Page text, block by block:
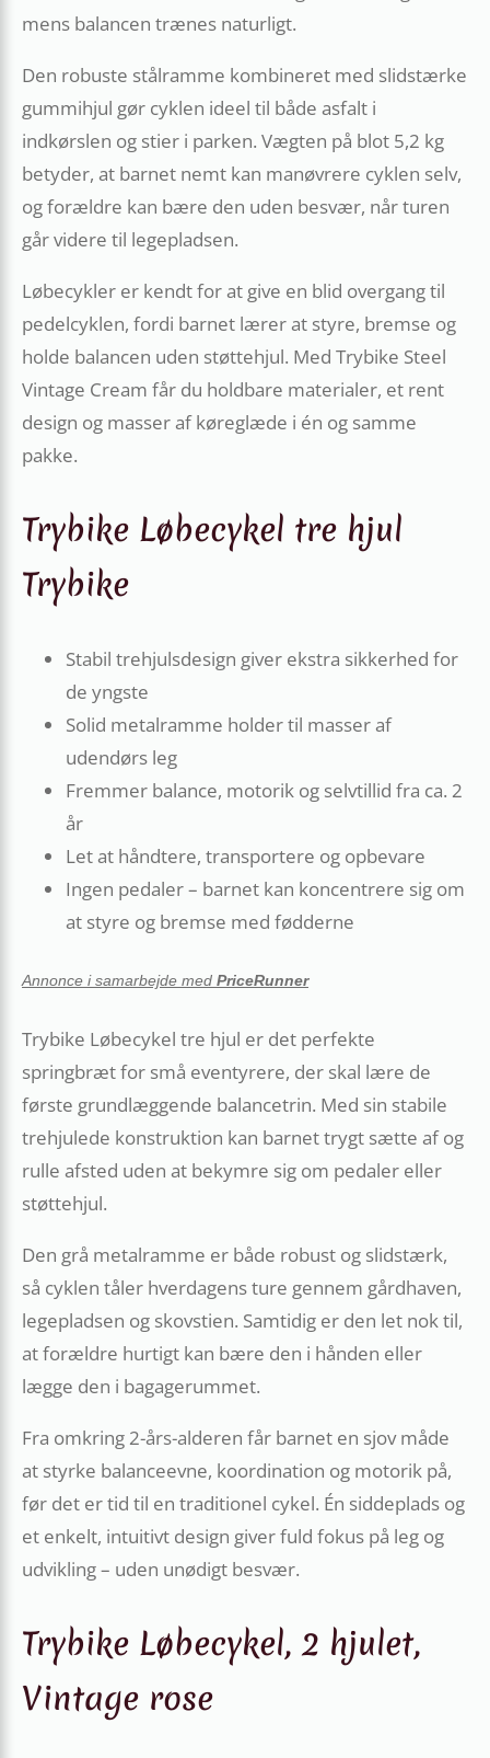
mens balancen trænes naturligt.
Den robuste stålramme kombineret med slidstærke
gummihjul gør cyklen ideel til både asfalt i
indkørslen og stier i parken. Vægten på blot 5,2 kg
betyder, at barnet nemt kan manøvrere cyklen selv,
og forældre kan bære den uden besvær, når turen
går videre til legepladsen.
Løbecykler er kendt for at give en blid overgang til
pedelcyklen, fordi barnet lærer at styre, bremse og
holde balancen uden støttehjul. Med Trybike Steel
Vintage Cream får du holdbare materialer, et rent
design og masser af køreglæde i én og samme
pakke.
Trybike Løbecykel tre hjul
Trybike
Stabil trehjuls­design giver ekstra sikkerhed for
de yngste
Solid metalramme holder til masser af
udendørs leg
Fremmer balance, motorik og selvtillid fra ca. 2
år
Let at håndtere, transportere og opbevare
Ingen pedaler – barnet kan koncentrere sig om
at styre og bremse med fødderne
Annonce i samarbejde med PriceRunner
Trybike Løbecykel tre hjul er det perfekte
springbræt for små eventyrere, der skal lære de
første grundlæggende balancetrin. Med sin stabile
trehjulede konstruktion kan barnet trygt sætte af og
rulle afsted uden at bekymre sig om pedaler eller
støttehjul.
Den grå metalramme er både robust og slidstærk,
så cyklen tåler hverdagens ture gennem gårdhaven,
legepladsen og skovstien. Samtidig er den let nok til,
at forældre hurtigt kan bære den i hånden eller
lægge den i bagagerummet.
Fra omkring 2-års-alderen får barnet en sjov måde
at styrke balanceevne, koordination og motorik på,
før det er tid til en traditionel cykel. Én siddeplads og
et enkelt, intuitivt design giver fuld fokus på leg og
udvikling – uden unødigt besvær.
Trybike Løbecykel, 2 hjulet,
Vintage rose